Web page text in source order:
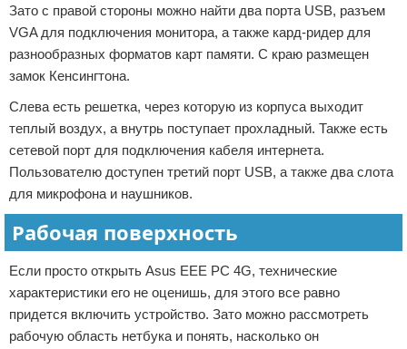
Зато с правой стороны можно найти два порта USB, разъем
VGA для подключения монитора, а также кард-ридер для
разнообразных форматов карт памяти. С краю размещен
замок Кенсингтона.
Слева есть решетка, через которую из корпуса выходит
теплый воздух, а внутрь поступает прохладный. Также есть
сетевой порт для подключения кабеля интернета.
Пользователю доступен третий порт USB, а также два слота
для микрофона и наушников.
Рабочая поверхность
Если просто открыть Asus EEE PC 4G, технические
характеристики его не оценишь, для этого все равно
придется включить устройство. Зато можно рассмотреть
рабочую область нетбука и понять, насколько он